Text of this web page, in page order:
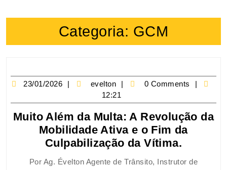
Categoria: GCM
23/01/2026 evelton
0 Comments
12:21
Muito Além da Multa: A Revolução da
Mobilidade Ativa e o Fim da
Culpabilização da Vítima.
Por Ag. Évelton Agente de Trânsito, Instrutor de